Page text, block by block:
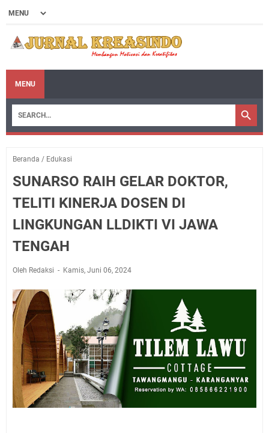
MENU
Beranda / Edukasi
SUNARSO RAIH GELAR DOKTOR,
TELITI KINERJA DOSEN DI
LINGKUNGAN LLDIKTI VI JAWA
TENGAH
Oleh Redaksi Kamis, Juni 06, 2024